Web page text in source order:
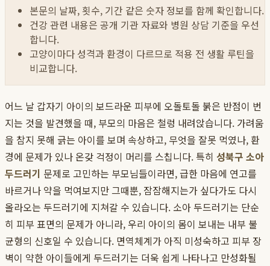
본문의 날짜, 횟수, 기간 같은 숫자 정보를 함께 확인합니다.
건강 관련 내용은 공개 기관 자료와 병원 상담 기준을 우선
합니다.
고양이마다 성격과 환경이 다르므로 적용 전 생활 루틴을
비교합니다.
어느 날 갑자기 아이의 보드라운 피부에 오돌토돌 붉은 반점이 번
지는 것을 발견했을 때, 부모의 마음은 철렁 내려앉습니다. 가려움
을 참지 못해 긁는 아이를 보며 속상하고, 무엇을 잘못 먹였나, 환
경에 문제가 있나 온갖 걱정이 머리를 스칩니다. 특히 성북구 소아
두드러기 문제로 고민하는 부모님들이라면, 급한 마음에 연고를
바르거나 약을 먹여보지만 그때뿐, 잠잠해지는가 싶다가도 다시
올라오는 두드러기에 지쳐갈 수 있습니다. 소아 두드러기는 단순
히 피부 표면의 문제가 아니라, 우리 아이의 몸이 보내는 내부 불
균형의 신호일 수 있습니다. 면역체계가 아직 미성숙하고 피부 장
벽이 약한 아이들에게 두드러기는 더욱 쉽게 나타나고 만성화될